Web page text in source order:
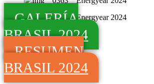
GALERÍA
BRASIL 2024
RESUMEN
BRASIL 2024